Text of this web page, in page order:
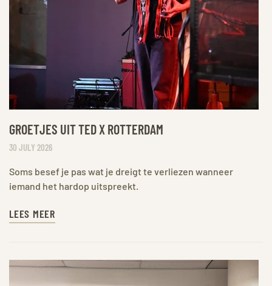
GROETJES UIT TED X ROTTERDAM
30 JULY 2026
Soms besef je pas wat je dreigt te verliezen wanneer
iemand het hardop uitspreekt.
LEES MEER